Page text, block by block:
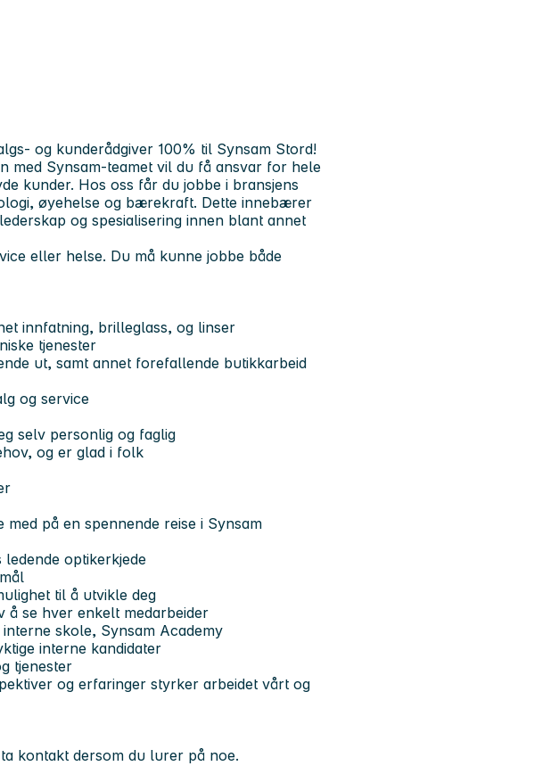
og kunderådgiver 100% til Synsam Stord!
med Synsam-teamet vil du få ansvar for hele
kunder. Hos oss får du jobbe i bransjens
øyehelse og bærekraft. Dette innebærer
og spesialisering innen blant annet
eller helse. Du må kunne jobbe både
innfatning, brilleglass, og linser
tjenester
ut, samt annet forefallende butikkarbeid
og service
selv personlig og faglig
og er glad i folk
på en spennende reise i Synsam
optikerkjede
til å utvikle deg
å se hver enkelt medarbeider
skole, Synsam Academy
interne kandidater
tjenester
og erfaringer styrker arbeidet vårt og
kontakt dersom du lurer på noe.